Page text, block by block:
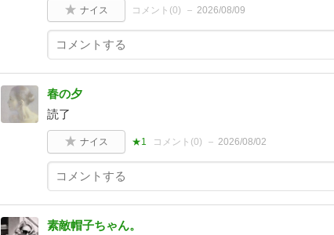
ナイス コメント(0) 2026/08/09
春の夕
読了
ナイス ★1 コメント(0) 2026/08/02
素敵帽子ちゃん。